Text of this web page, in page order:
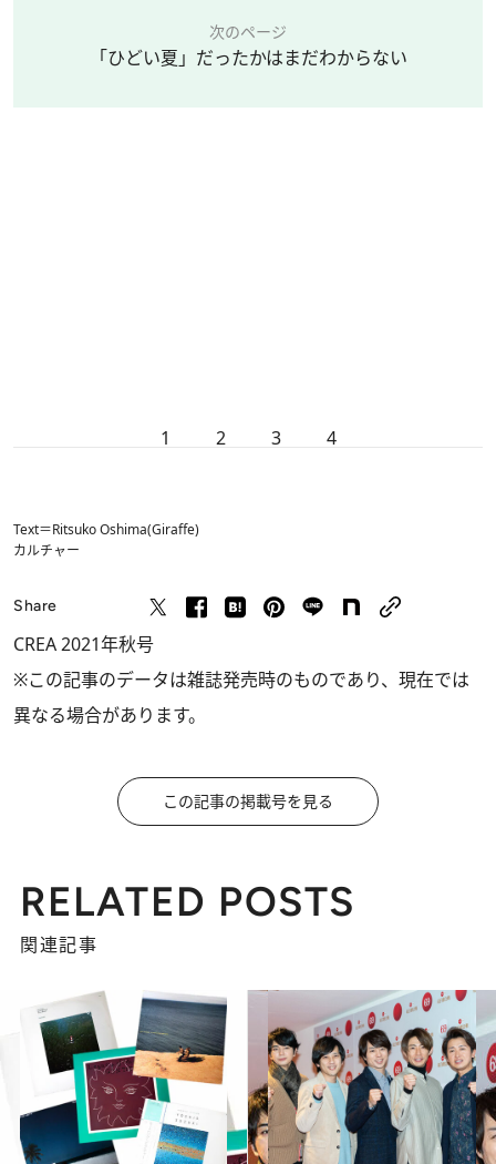
次のページ
「ひどい夏」だったかはまだわからない
1 2 3 4
Text＝Ritsuko Oshima(Giraffe)
カルチャー
Share
CREA 2021年秋号
※この記事のデータは雑誌発売時のものであり、現在では
異なる場合があります。
この記事の掲載号を見る
RELATED POSTS
関連記事